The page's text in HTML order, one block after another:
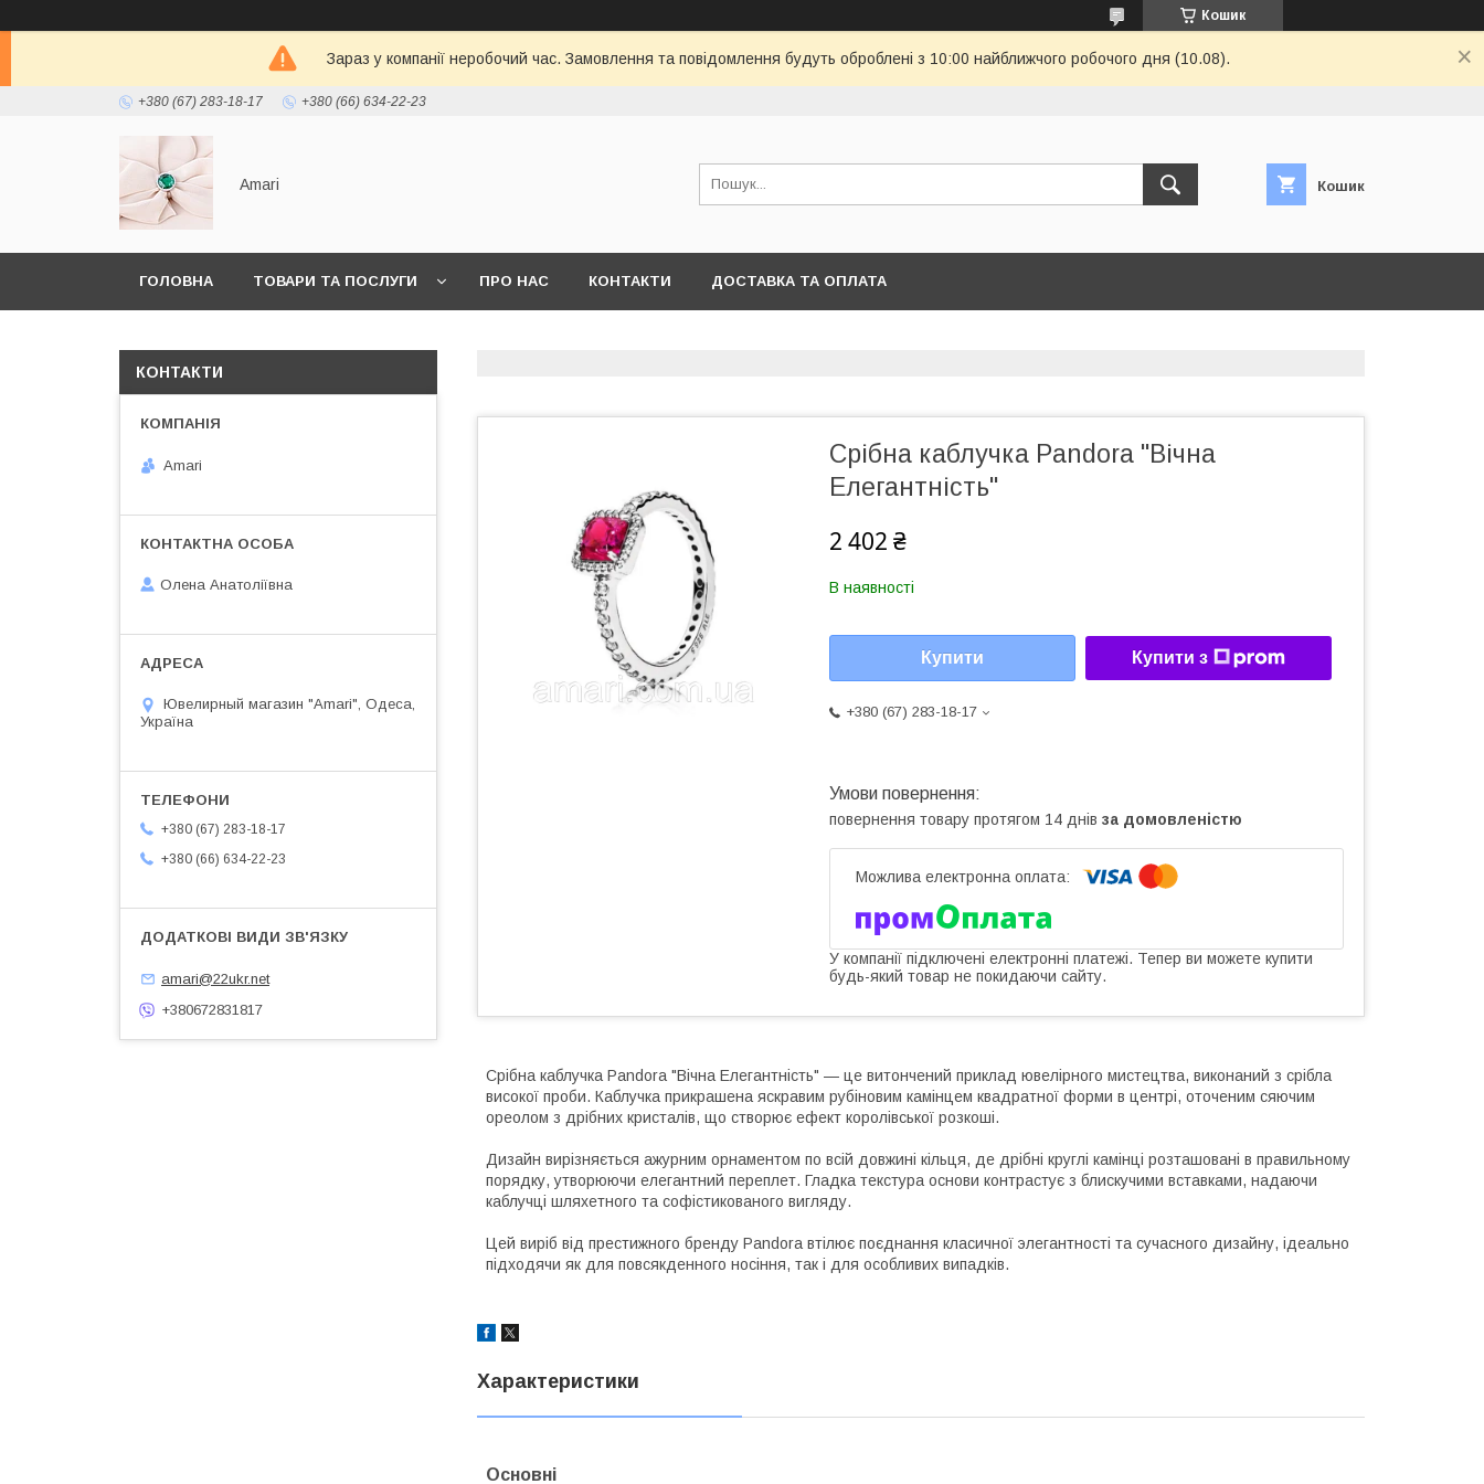
Кошик
Зараз у компанії неробочий час. Замовлення та повідомлення будуть оброблені з 10:00 найближчого робочого дня (10.08).
+380 (67) 283-18-17 +380 (66) 634-22-23
Amari Кошик
ГОЛОВНА ТОВАРИ ТА ПОСЛУГИ ПРО НАС КОНТАКТИ ДОСТАВКА ТА ОПЛАТА
Срібна каблучка Pandora "Вічна
Елегантність"
2 402 ₴
В наявності
Купити Купити з
+380 (67) 283-18-17
повернення товару протягом 14 днів за домовленістю
У компанії підключені електронні платежі. Тепер ви можете купити
будь-який товар не покидаючи сайту.
Срібна каблучка Pandora "Вічна Елегантність" — це витончений приклад ювелірного мистецтва, виконаний з срібла
високої проби. Каблучка прикрашена яскравим рубіновим камінцем квадратної форми в центрі, оточеним сяючим
ореолом з дрібних кристалів, що створює ефект королівської розкоші.
Дизайн вирізняється ажурним орнаментом по всій довжині кільця, де дрібні круглі камінці розташовані в правильному
порядку, утворюючи елегантний переплет. Гладка текстура основи контрастує з блискучими вставками, надаючи
каблучці шляхетного та софістикованого вигляду.
Цей виріб від престижного бренду Pandora втілює поєднання класичної элегантності та сучасного дизайну, ідеально
підходячи як для повсякденного носіння, так і для особливих випадків.
Характеристики
Основні
КОНТАКТИ
Amari
Олена Анатоліївна
Ювелирный магазин "Amari", Одеса,
Україна
+380 (67) 283-18-17
+380 (66) 634-22-23
amari@22ukr.net
+380672831817